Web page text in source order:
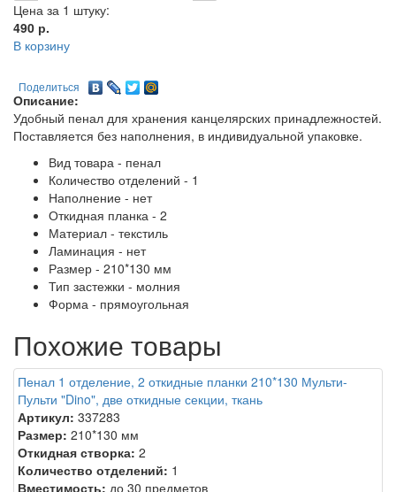
Цена за 1 штуку:
490 р.
В корзину
Поделиться
Описание:
Удобный пенал для хранения канцелярских принадлежностей.
Поставляется без наполнения, в индивидуальной упаковке.
Вид товара - пенал
Количество отделений - 1
Наполнение - нет
Откидная планка - 2
Материал - текстиль
Ламинация - нет
Размер - 210*130 мм
Тип застежки - молния
Форма - прямоугольная
Похожие товары
Пенал 1 отделение, 2 откидные планки 210*130 Мульти-
Пульти "Dino", две откидные секции, ткань
Артикул: 337283
Размер: 210*130 мм
Откидная створка: 2
Количество отделений: 1
Вместимость: до 30 предметов